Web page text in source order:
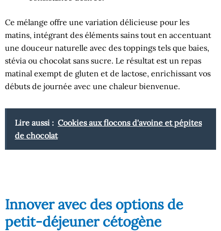
Ce mélange offre une variation délicieuse pour les
matins, intégrant des éléments sains tout en accentuant
une douceur naturelle avec des toppings tels que baies,
stévia ou chocolat sans sucre. Le résultat est un repas
matinal exempt de gluten et de lactose, enrichissant vos
débuts de journée avec une chaleur bienvenue.
Lire aussi : Cookies aux flocons d'avoine et pépites
de chocolat
Innover avec des options de
petit-déjeuner cétogène